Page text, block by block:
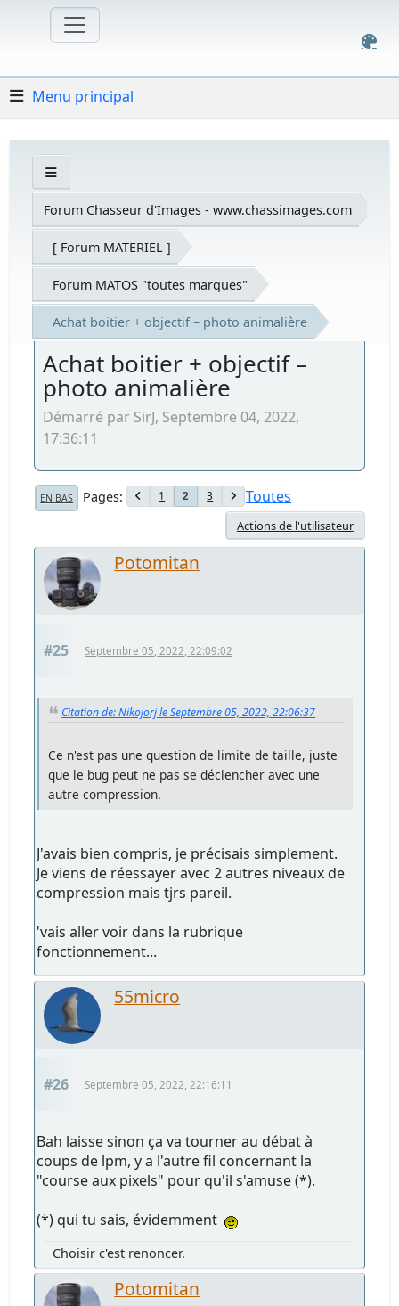
Menu principal
Forum Chasseur d'Images - www.chassimages.com
[ Forum MATERIEL ]
Forum MATOS "toutes marques"
Achat boitier + objectif – photo animalière
Achat boitier + objectif –
photo animalière
Démarré par SirJ, Septembre 04, 2022,
17:36:11
EN BAS Pages 1 2 3 Toutes
Actions de l'utilisateur
Potomitan
#25 Septembre 05, 2022, 22:09:02
Citation de: Nikojorj le Septembre 05, 2022, 22:06:37
Ce n'est pas une question de limite de taille, juste
que le bug peut ne pas se déclencher avec une
autre compression.
J'avais bien compris, je précisais simplement.
Je viens de réessayer avec 2 autres niveaux de
compression mais tjrs pareil.
'vais aller voir dans la rubrique
fonctionnement...
55micro
#26 Septembre 05, 2022, 22:16:11
Bah laisse sinon ça va tourner au débat à
coups de lpm, y a l'autre fil concernant la
"course aux pixels" pour qu'il s'amuse (*).
(*) qui tu sais, évidemment
Choisir c'est renoncer.
Potomitan